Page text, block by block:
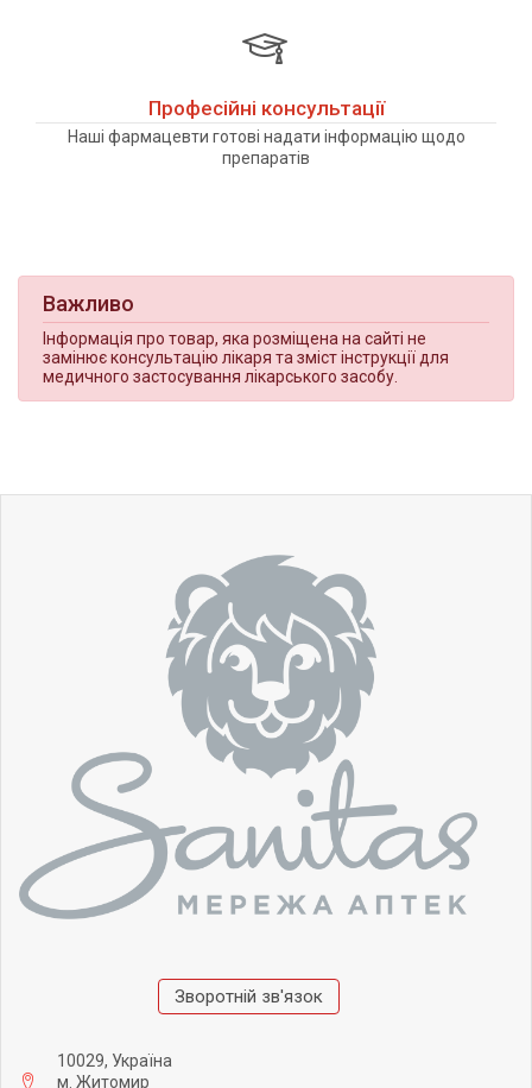
Професійні консультації
Наші фармацевти готові надати інформацію щодо
препаратів
Важливо
Інформація про товар, яка розміщена на сайті не
замінює консультацію лікаря та зміст інструкції для
медичного застосування лікарського засобу.
Зворотній зв'язок
10029, Україна
м. Житомир